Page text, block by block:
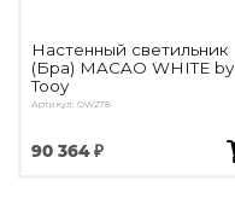
Настенный светильник
(Бра) MACAO WHITE by
Tooy
Артикул: OW278
90 364 ₽